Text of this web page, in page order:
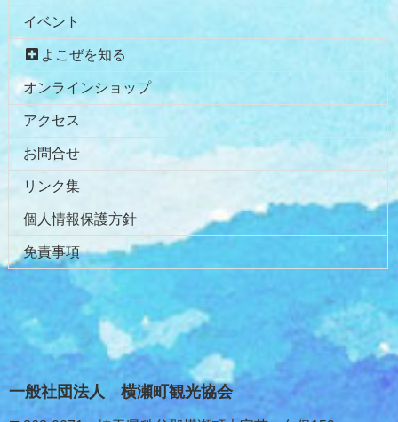
イベント
よこぜを知る
オンラインショップ
アクセス
お問合せ
リンク集
個人情報保護方針
免責事項
一般社団法人 横瀬町観光協会